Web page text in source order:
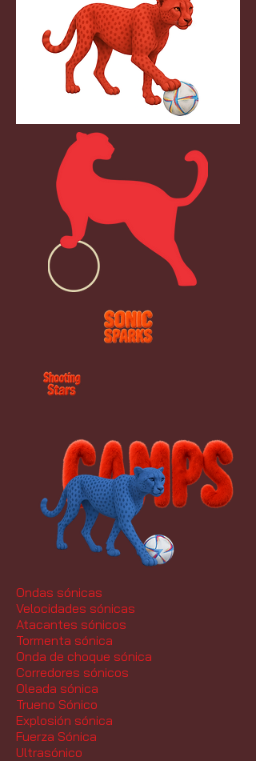
Ondas sónicas
Velocidades sónicas
Atacantes sónicos
Tormenta sónica
Onda de choque sónica
Corredores sónicos
Oleada sónica
Trueno Sónico
Explosión sónica
Fuerza Sónica
Ultrasónico